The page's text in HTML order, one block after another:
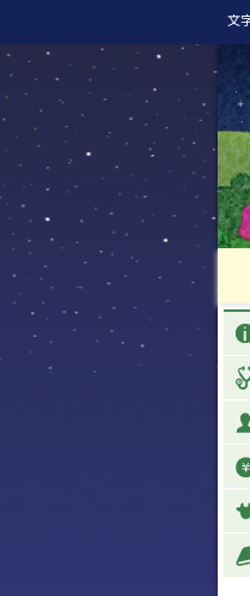
へ
カ
テ
・
メ
ニ
ー
文
カ
テ
ゴ
リ
ー